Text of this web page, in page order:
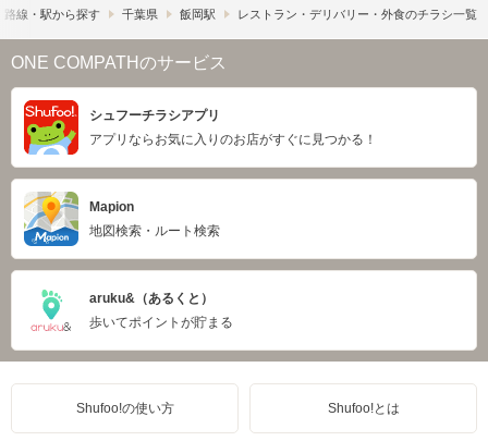
路線・駅から探す 千葉県 飯岡駅 レストラン・デリバリー・外食のチラシ一覧
ONE COMPATHのサービス
シュフーチラシアプリ
アプリならお気に入りのお店がすぐに見つかる！
Mapion
地図検索・ルート検索
aruku&（あるくと）
歩いてポイントが貯まる
Shufoo!の使い方 Shufoo!とは